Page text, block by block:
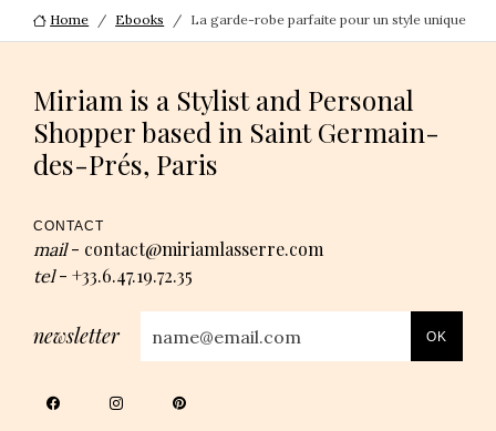
Home Ebooks La garde-robe parfaite pour un style unique
Miriam is a Stylist and Personal
Shopper based in Saint Germain-
des-Prés, Paris
CONTACT
mail- contact@miriamlasserre.com
tel- +33.6.47.19.72.35
newsletter